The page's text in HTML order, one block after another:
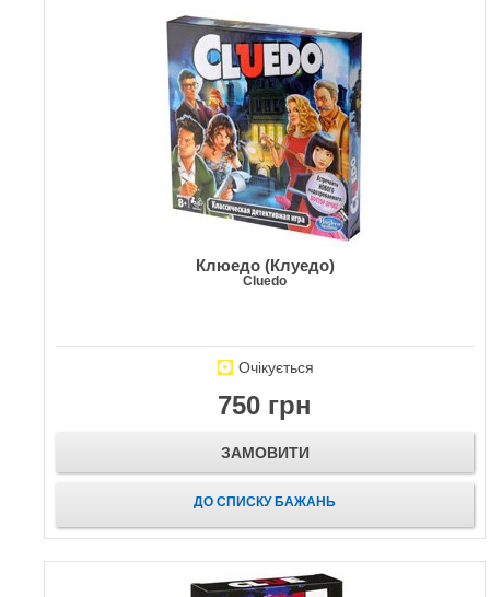
Клюедо (Клуедо)
Cluedo
Очікується
750 грн
ЗАМОВИТИ
ДО СПИСКУ БАЖАНЬ